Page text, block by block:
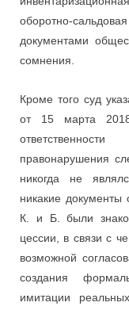
оборотно-
документами
сомнения.
Кроме того суд
от 15 марта
правонарушения
никогда не
никакие
К. и Б. были
цессии, в связи с
возможной
создания
имитации